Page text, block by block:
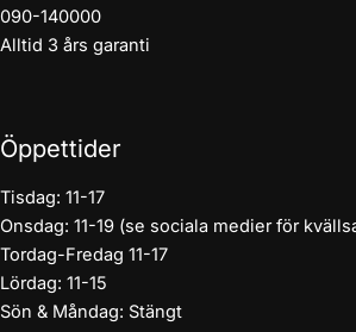
090-140000
Alltid 3 års garanti
Öppettider
Tisdag: 11-17
Onsdag: 11-19 (se sociala medier för
Tordag-Fredag 11-17
Lördag: 11-15
Sön & Måndag: Stängt